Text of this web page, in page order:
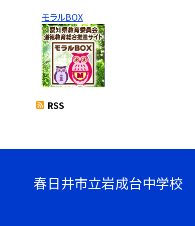
モラルBOX
RSS
春日井市立岩成台中学校